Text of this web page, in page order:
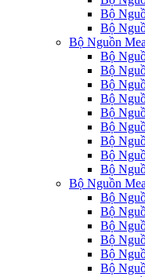
Bộ
Bộ
Bộ Nguồn
Bộ
Bộ
Bộ
Bộ
Bộ
Bộ
Bộ
Bộ
Bộ
Bộ Nguồn
Bộ
Bộ
Bộ
Bộ
Bộ
Bộ